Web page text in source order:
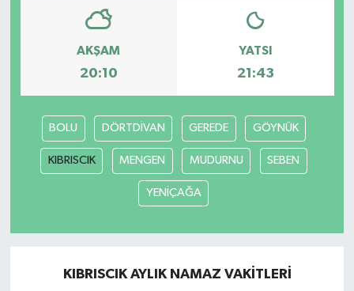
AKŞAM
20:10
YATSI
21:43
BOLU DÖRTDİVAN GEREDE GÖYNÜK
KIBRISCIK MENGEN MUDURNU SEBEN
YENİÇAĞA
KIBRISCIK AYLIK NAMAZ VAKITLERI